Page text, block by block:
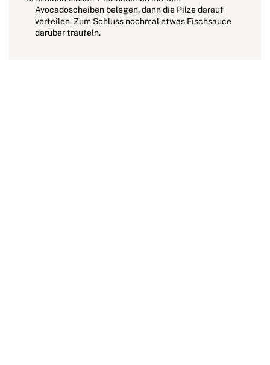
Avocadoscheiben belegen, dann die Pilze darauf
verteilen. Zum Schluss nochmal etwas Fischsauce
darüber träufeln.